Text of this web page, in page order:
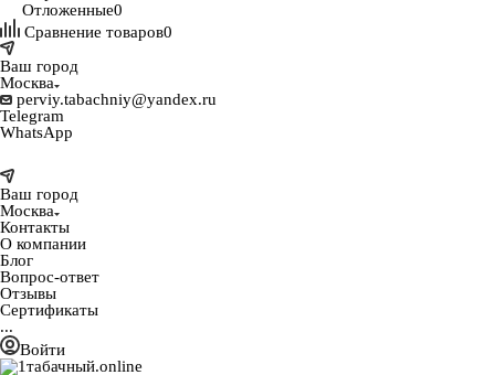
Отложенные0
Сравнение товаров0
Ваш город
Москва
perviy.tabachniy@yandex.ru
Telegram
WhatsApp
Ваш город
Москва
Контакты
О компании
Блог
Вопрос-ответ
Отзывы
Сертификаты
...
Войти